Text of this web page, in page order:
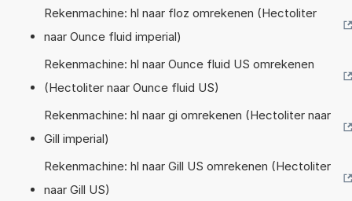
Rekenmachine: hl naar floz omrekenen (Hectoliter
naar Ounce fluid imperial)
Rekenmachine: hl naar Ounce fluid US omrekenen
(Hectoliter naar Ounce fluid US)
Rekenmachine: hl naar gi omrekenen (Hectoliter naar
Gill imperial)
Rekenmachine: hl naar Gill US omrekenen (Hectoliter
naar Gill US)